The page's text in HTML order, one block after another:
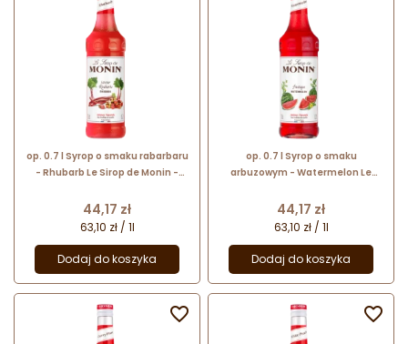
op. 0.7 l Syrop o smaku rabarbaru
- Rhubarb Le Sirop de Monin -
Cena
44,17 zł
63,10 zł / 1l
Dodaj do koszyka
op. 0.7 l Syrop o smaku
arbuzowym - Watermelon Le
Cena
44,17 zł
63,10 zł / 1l
Dodaj do koszyka
 